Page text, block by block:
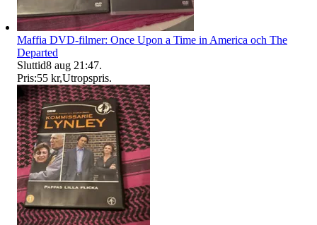
Maffia DVD-filmer: Once Upon a Time in America och The
Departed
Sluttid8 aug 21:47.
Pris:55 kr,Utropspris.